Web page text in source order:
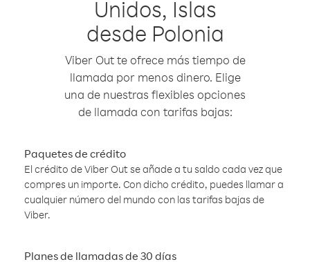
Unidos, Islas
desde Polonia
Viber Out te ofrece más tiempo de
llamada por menos dinero. Elige
una de nuestras flexibles opciones
de llamada con tarifas bajas:
Paquetes de crédito
El crédito de Viber Out se añade a tu saldo cada vez que
compres un importe. Con dicho crédito, puedes llamar a
cualquier número del mundo con las tarifas bajas de
Viber.
Planes de llamadas de 30 días